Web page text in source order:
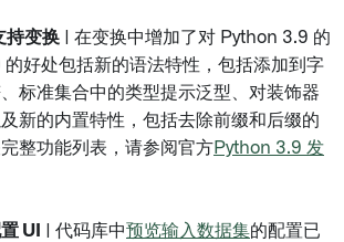
持变换 | 在变换中增加了对 Python 3.9 的
好处包括新的语法特性，包括添加到字
标准集合中的类型提示泛型、对装饰器
新的内置特性，包括去除前缀和后缀的
整功能列表，请参阅官方Python 3.9 发
UI | 代码库中预览输入数据集的配置已